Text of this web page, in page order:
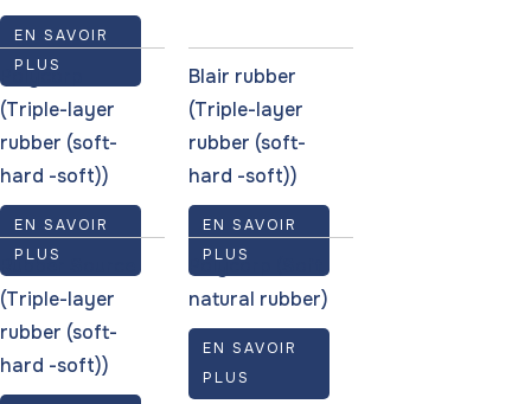
EN SAVOIR
PLUS
Polycorp
(Triple-layer
rubber (soft-
hard -soft))
EN SAVOIR
PLUS
Blair rubber
(Triple-layer
rubber (soft-
hard -soft))
EN SAVOIR
PLUS
Rubber Source
(Triple-layer
rubber (soft-
hard -soft))
Polycorp (Soft
natural rubber)
EN SAVOIR
PLUS